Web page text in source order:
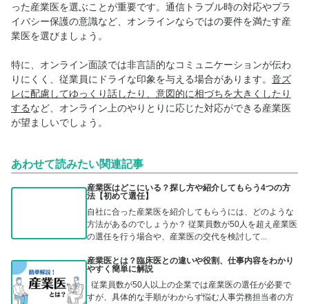
った産業医を選ぶことが重要です。通信トラブル時の対応やプラ
イバシー保護の意識など、オンラインならではの要件を満たす産
業医を選びましょう。
特に、オンライン面談では非言語的なコミュニケーションが伝わ
りにくく、従業員にドライな印象を与える場合があります。 音ズ
レに配慮してゆっくり話したり、意図的に相づちを大きくしたり
するなど、オンライン上のやりとりに応じた対応ができる産業医
が望ましいでしょう。
あわせて読みたい関連記事
産業医はどこにいる？探し方や紹介してもらう4つの方
法【初めて選任】
自社に合った産業医を紹介してもらうには、どのような
方法があるのでしょうか？ 従業員数が50人を超え産業医
の選任を行う場合や、産業医の交代を検討して...
産業医とは？臨床医との違いや役割、仕事内容をわかり
やすく簡単に解説
従業員数が50人以上の企業では産業医の選任が必要で
すが、具体的な手順がわからず悩む人事労務担当者の方